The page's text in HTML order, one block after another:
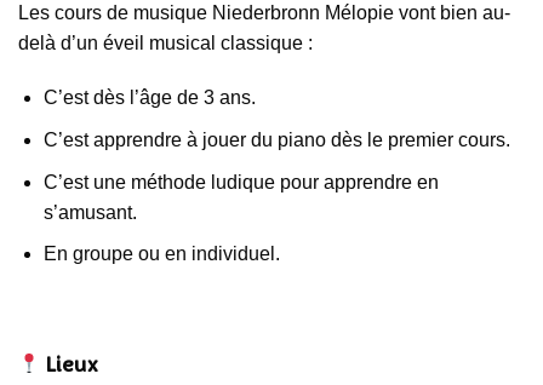
Les cours de musique Niederbronn Mélopie vont bien au-
delà d’un éveil musical classique :
C’est dès l’âge de 3 ans.
C’est apprendre à jouer du piano dès le premier cours.
C’est une méthode ludique pour apprendre en
s’amusant.
En groupe ou en individuel.
Lieux